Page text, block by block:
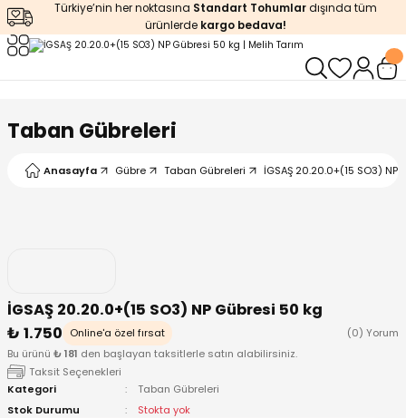
Türkiye’nin her noktasına Standart Tohumlardışında tüm
ürünlerde kargo bedava!
Taban Gübreleri
Anasayfa Gübre Taban Gübreleri İGSAŞ 20.20.0+(15 SO3)
İGSAŞ 20.20.0+(15 SO3) NP Gübresi 50 kg
₺ 1.750
Online'a özel fırsat
(0) Yorum
Bu ürünü ₺ 181 den başlayan taksitlerle satın alabilirsiniz.
Taksit Seçenekleri
Kategori
Taban Gübreleri
Stok Durumu
Stokta yok
Geri Dön
Geri Dön
Geri Dön
Geri Dön
Ürünleri
Geri Dön
Asit